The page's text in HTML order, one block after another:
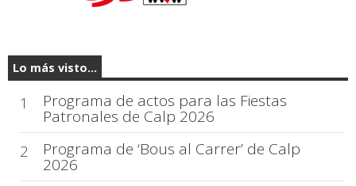
Lo más visto...
1 Programa de actos para las Fiestas
Patronales de Calp 2026
2
Programa de ‘Bous al Carrer’ de Calp
2026